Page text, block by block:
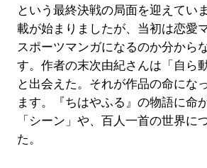
という最終決戦の局面を迎えてい
載が始まりましたが、当初は恋愛
スポーツマンガになるのか分から
す。作者の末次由紀さんは「自ら
と出会えた。それが作品の命にな
ます。『ちはやふる』の物語に命
「シーン」や、百人一首の世界に
た。